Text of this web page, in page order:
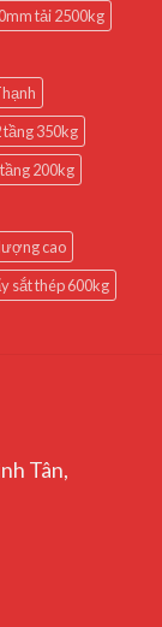
tải 2500kg
tầng 350kg
200kg
cao
sắt thép 600kg
Tân,